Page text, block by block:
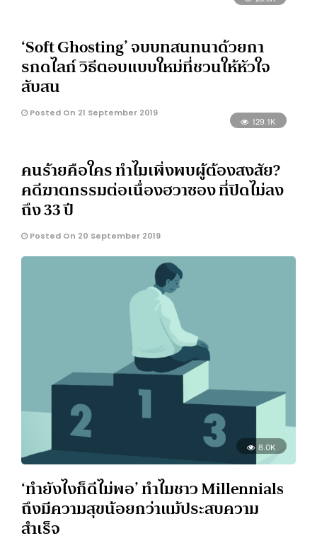
‘Soft Ghosting’ จบบทสนทนาด้วยกา
รกดไลก์ วิธีตอบแบบใหม่ที่ชวนให้หัวใจ
สับสน
Posted On 21 September 2019
129.1K
คนร้ายคือใคร ทำไมเพิ่งพบผู้ต้องสงสัย?
คดีฆาตกรรมต่อเนื่องฮวาซอง ที่ปิดไม่ลง
ถึง 33 ปี
Posted On 20 September 2019
8.0K
‘ทำยังไงก็ดีไม่พอ’ ทำไมชาว Millennials
ถึงมีความสุขน้อยกว่าแม้ประสบความ
สำเร็จ